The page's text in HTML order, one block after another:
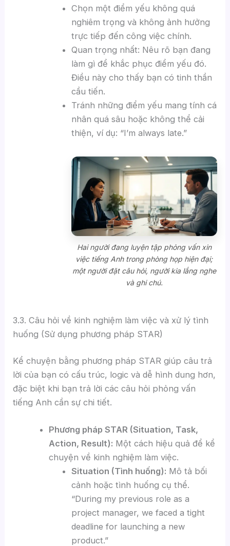
Chọn một điểm yếu không quá
nghiêm trọng và không ảnh hưởng
trực tiếp đến công việc chính.
Quan trọng nhất: Nêu rõ bạn đang
làm gì để khắc phục điểm yếu đó.
Điều này cho thấy bạn có tinh thần
cầu tiến.
Tránh những điểm yếu mang tính cá
nhân quá sâu hoặc không thể cải
thiện, ví dụ: “I’m always late.”
Hai người đang luyện tập phỏng vấn xin
việc tiếng Anh trong phòng họp hiện đại;
một người đặt câu hỏi, người kia lắng nghe
và ghi chú.
3.3. Câu hỏi về kinh nghiệm làm việc và xử lý tình
huống (Sử dụng phương pháp STAR)
Kể chuyện bằng phương pháp STAR giúp câu trả
lời của bạn có cấu trúc, logic và dễ hình dung hơn,
đặc biệt khi bạn trả lời các câu hỏi phỏng vấn
tiếng Anh cần sự chi tiết.
Phương pháp STAR (Situation, Task,
Action, Result): Một cách hiệu quả để kể
chuyện về kinh nghiệm làm việc.
Situation (Tình huống): Mô tả bối
cảnh hoặc tình huống cụ thể.
“During my previous role as a
project manager, we faced a tight
deadline for launching a new
product.”